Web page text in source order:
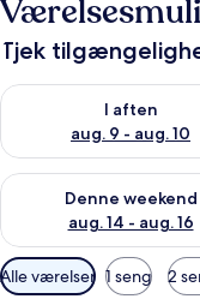
Tjek
I aften
aug. 9 - aug. 10
Tjek tilgængelighed for
Denne weekend
aug. 14 - aug. 16
Tjek tilgængelighed for
Tilgængelige
filtre
Alle værelser 1 seng 2